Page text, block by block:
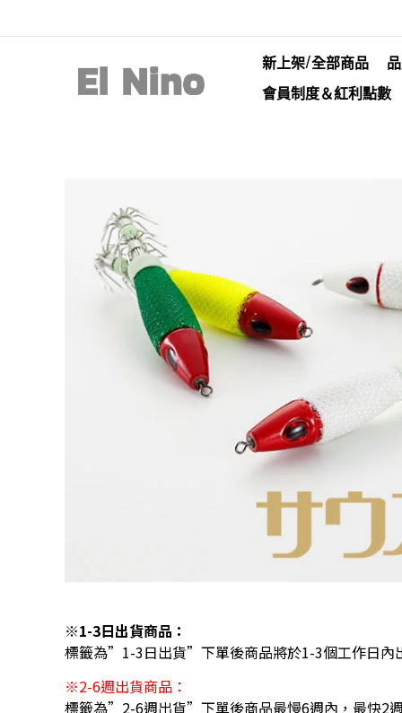
新上架/全部商品
會員制度＆紅利點數
※1-3日出貨商品：
標籤為”1-3日出貨”下單後商品將於1-3個工作日內
※2-6週出貨商品：
標籤為”2-6週出貨”下單後商品最慢6週內，最快2